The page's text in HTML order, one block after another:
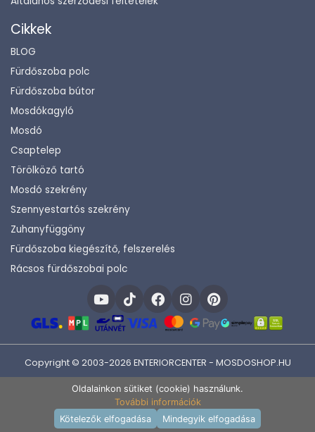
Kosárba rakom
Cikkek
BLOG
Fürdőszoba polc
Fürdőszoba bútor
Mosdókagyló
Mosdó
Csaptelep
Törölköző tartó
Mosdó szekrény
Szennyestartós szekrény
Zuhanyfüggöny
Fürdőszoba kiegészítő, felszerelés
Rácsos fürdőszobai polc
Copyright © 2003-2026 ENTERIORCENTER - MOSDOSHOP.HU
Oldalainkon sütiket (cookie) használunk.
További információk
Kötelezők elfogadása
Mindegyik elfogadása